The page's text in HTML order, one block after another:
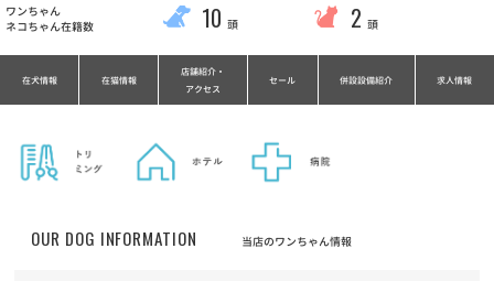
ワンちゃん
ネコちゃん在籍数
10 頭 2 頭
在犬情報 在猫情報
店舗紹介・
アクセス
セール 併設設備紹介 求人情報
OUR DOG INFORMATION 当店のワンちゃん情報